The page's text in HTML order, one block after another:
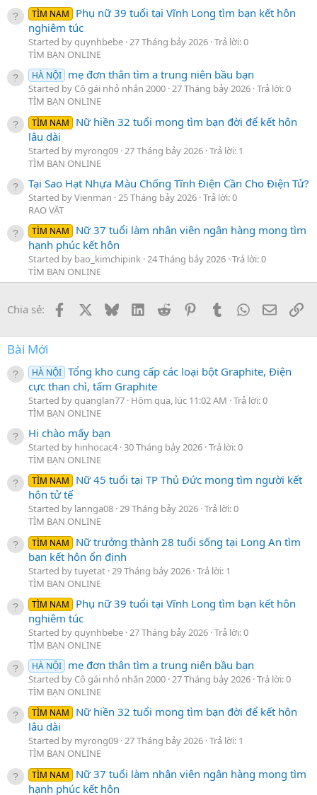
TÌM NAM
Phụ nữ 39 tuổi tại Vĩnh Long tìm bạn kết hôn
nghiêm túc
Started by quynhbebe 27 Tháng bảy 2026 Trả lời: 0
TÌM BẠN ONLINE
HÀ NỘI mẹ đơn thân tìm a trung niên bầu bạn
Started by Cô gái nhỏ nhắn 2000 27 Tháng bảy 2026 Trả lời: 0
TÌM BẠN ONLINE
TÌM NAM
Nữ hiền 32 tuổi mong tìm bạn đời để kết hôn
lâu dài
Started by myrong09 27 Tháng bảy 2026 Trả lời: 1
TÌM BẠN ONLINE
Tại Sao Hạt Nhựa Màu Chống Tĩnh Điện Cần Cho Điện Tử?
Started by Vienman 25 Tháng bảy 2026 Trả lời: 0
RAO VẶT
TÌM NAM
Nữ 37 tuổi làm nhân viên ngân hàng mong tìm
hạnh phúc kết hôn
Started by bao_kimchipink 24 Tháng bảy 2026 Trả lời: 0
TÌM BẠN ONLINE
Chia sẻ: Facebook BlueskyLinkedInReddit PinterestTumblrWhatsApp
Email
Bài Mới
HÀ NỘI Tổng kho cung cấp các loại bột Graphite, Điện
cực than chì, tấm Graphite
Started by quanglan77 Hôm qua, lúc 11:02 AM Trả lời: 0
TÌM BẠN ONLINE
Hi chào mấy bạn
Started by hinhocac4 30 Tháng bảy 2026 Trả lời: 0
TÌM BẠN ONLINE
TÌM NAM
Nữ 45 tuổi tại TP Thủ Đức mong tìm người kết
hôn tử tế
Started by lannga08 29 Tháng bảy 2026 Trả lời: 0
TÌM BẠN ONLINE
TÌM NAM
Nữ trưởng thành 28 tuổi sống tại Long An tìm
bạn kết hôn ổn định
Started by tuyetat 29 Tháng bảy 2026 Trả lời: 1
TÌM BẠN ONLINE
TÌM NAM
Phụ nữ 39 tuổi tại Vĩnh Long tìm bạn kết hôn
nghiêm túc
Started by quynhbebe 27 Tháng bảy 2026 Trả lời: 0
TÌM BẠN ONLINE
HÀ NỘI mẹ đơn thân tìm a trung niên bầu bạn
Started by Cô gái nhỏ nhắn 2000 27 Tháng bảy 2026 Trả lời: 0
TÌM BẠN ONLINE
TÌM NAM
Nữ hiền 32 tuổi mong tìm bạn đời để kết hôn
lâu dài
Started by myrong09 27 Tháng bảy 2026 Trả lời: 1
TÌM BẠN ONLINE
TÌM NAM
Nữ 37 tuổi làm nhân viên ngân hàng mong tìm
hạnh phúc kết hôn